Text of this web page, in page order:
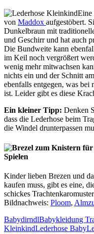
Eine
von Maddox aufgestöbert.
Dunkelbraun mit
und Geschirr und hat auch
Die Bundweite kann
im Keil noch vergrößert
wenig mehr mitwachsen
nichts ein und der Schnitt
ebenfalls entgegen, was
ist. Leider gibt es diese
Ein kleiner Tipp: Denken
dass die Lederhose beim
die Windel drunterpassen
Spielen
Kinder lieben Brezen und
kaufen muss, gibt es eine,
schickes
Bildnachweis: Ploom,
BabydirndlBabykleidung
KleinkindLederhose Baby